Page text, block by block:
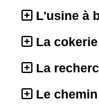
L'usine à
La cokerie
La
Le